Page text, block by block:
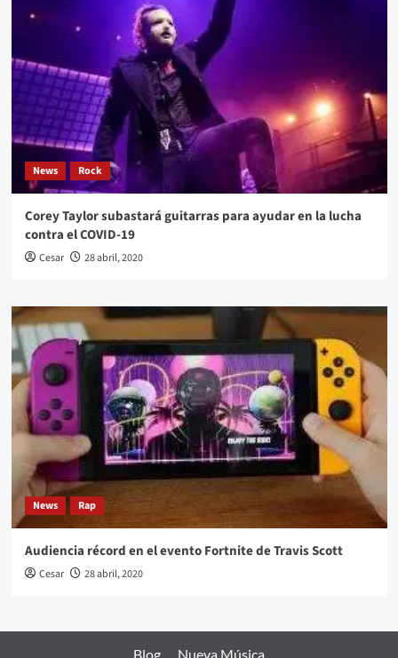
News Rock
Corey Taylor subastará guitarras para ayudar en la lucha
contra el COVID-19
Cesar 28 abril, 2020
News Rap
Audiencia récord en el evento Fortnite de Travis Scott
Cesar 28 abril, 2020
Blog Nueva Música